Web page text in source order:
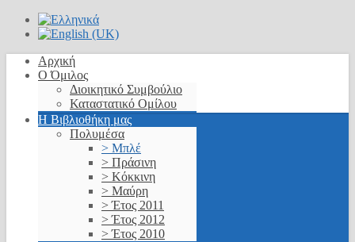
Αρχική
Ο Όμιλος
Διοικητικό Συμβούλιο
Καταστατικό Ομίλου
Η Βιβλιοθήκη μας
Πολυμέσα
> Μπλέ
> Πράσινη
> Κόκκινη
> Μαύρη
> Έτος 2011
> Έτος 2012
> Έτος 2010